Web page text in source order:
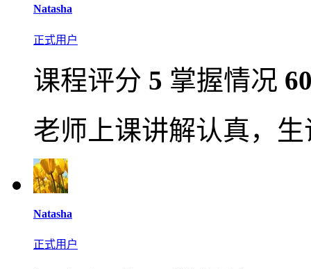
Natasha
正式用户
课程评分 5 掌握情况
老师上课讲解认真，
Natasha
正式用户